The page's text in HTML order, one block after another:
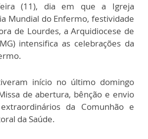
(11), dia em que a Igreja
Mundial do Enfermo, festividade
de Lourdes, a Arquidiocese de
intensifica as celebrações da
início no último domingo
de abertura, bênção e envio
da Comunhão e
da Saúde.